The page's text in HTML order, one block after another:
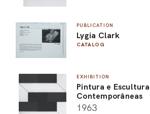
PUBLICATION
Lygia Clark
CATALOG
EXHIBITION
Pintura e Escultura
Contemporâneas
1963